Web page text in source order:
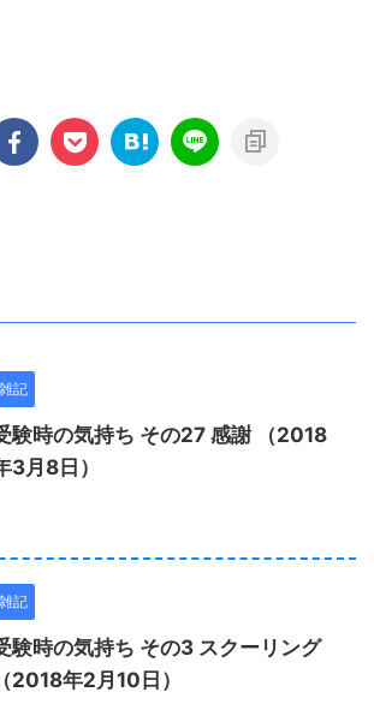
雑記
験時の気持ち その27 感謝 （2018
3月8日）
雑記
験時の気持ち その3 スクーリング
（2018年2月10日）